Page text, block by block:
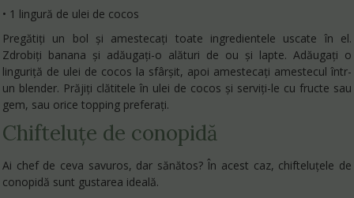
• 1 lingură de ulei de cocos
Pregătiți un bol și amestecați toate ingredientele uscate în el.
Zdrobiți banana și adăugați-o alături de ou și lapte. Adăugați o
linguriță de ulei de cocos la sfârșit, apoi amestecați amestecul într-
un blender. Prăjiți clătitele în ulei de cocos și serviți-le cu fructe sau
gem, sau orice topping preferați.
Chifteluțe de conopidă
Ai chef de ceva savuros, dar sănătos? În acest caz, chifteluțele de
conopidă sunt gustarea ideală.